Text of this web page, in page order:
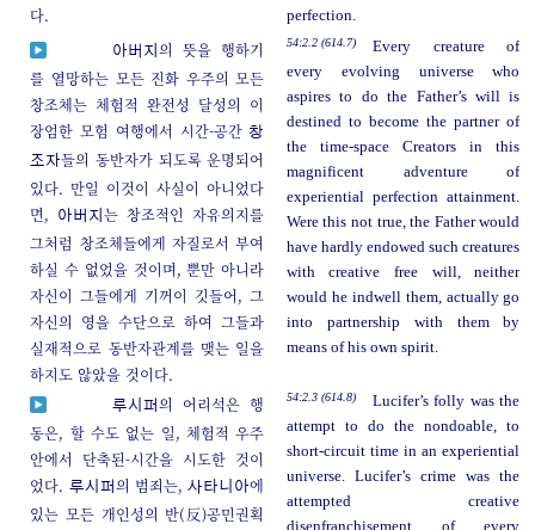
다.
perfection.
아버지의 뜻을 행하기
를 열망하는 모든 진화 우주의 모든
창조체는 체험적 완전성 달성의 이
장엄한 모험 여행에서 시간-공간창
조자들의 동반자가 되도록 운명되어
있다. 만일 이것이 사실이 아니었다
면,
아버지는 창조적인 자유의지를
그처럼 창조체들에게 자질로서 부여
하실 수 없었을 것이며, 뿐만 아니라
자신이 그들에게 기꺼이 깃들어, 그
자신의 영을 수단으로 하여 그들과
실재적으로 동반자관계를 맺는 일을
하지도 않았을 것이다.
54:2.2 (614.7)
Every creature of
every evolving universe who
aspires to do the Father’s will is
destined to become the partner of
the time-space Creators in this
magnificent adventure of
experiential perfection attainment.
Were this not true, the Father would
have hardly endowed such creatures
with creative free will, neither
would he indwell them, actually go
into partnership with them by
means of his own spirit.
루시퍼의 어리석은 행
동은, 할 수도 없는 일, 체험적 우주
안에서 단축된-시간을 시도한 것이
었다. 루시퍼 의 범죄는,사타니아에
있는 모든 개인성의 반(反)공민권획
54:2.3 (614.8)
Lucifer’s folly was the
attempt to do the nondoable, to
short-circuit time in an experiential
universe. Lucifer’s crime was the
attempted creative
disenfranchisement of every